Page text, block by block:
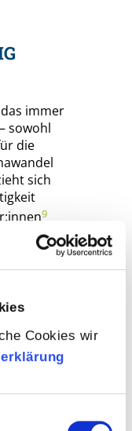
Cookies wir
immer
sowohl
die
sich
9
sich
um